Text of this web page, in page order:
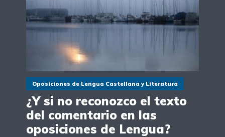
Oposiciones de Lengua Castellana y Literatura
¿Y si no reconozco el texto
del comentario en las
oposiciones de Lengua?